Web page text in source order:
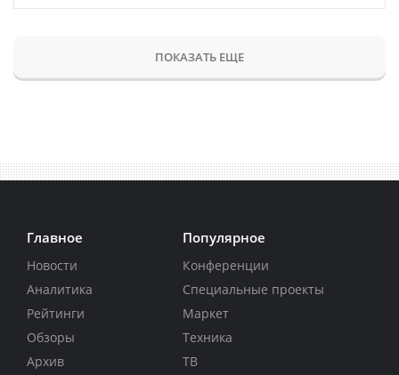
ПОКАЗАТЬ ЕЩЕ
Главное
Новости
Аналитика
Рейтинги
Обзоры
Архив
Популярное
Конференции
Специальные проекты
Маркет
Техника
ТВ